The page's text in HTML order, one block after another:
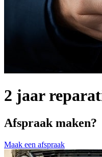
2 jaar
Afspraak maken?
Maak een afspraak